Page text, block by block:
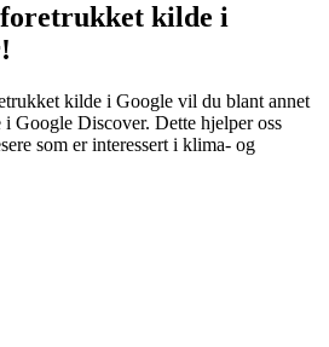
foretrukket kilde i
kilde i Google vil du blant annet
i Google Discover. Dette hjelper oss
som er interessert i klima- og